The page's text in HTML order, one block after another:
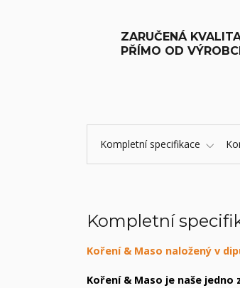
ZARUČENÁ
PŘÍMO OD
Kompletní specifikace
Kompletní
Koření & Maso naložený v
Koření & Maso je naše